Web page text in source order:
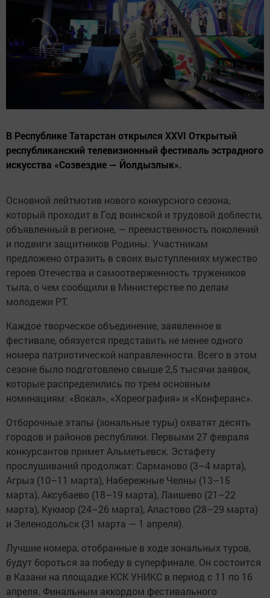
В Республике Татарстан открылся XXVI Открытый
республиканский телевизионный фестиваль эстрадного
искусства «Созвездие — Йолдызлык».
Основной лейтмотив нового конкурсного сезона,
который проходит в Год воинской и трудовой доблести,
объявленный в регионе, — преемственность поколений
и подвиги защитников Родины. Участникам
предложено отразить в своих выступлениях мужество
героев Отечества и самоотверженность тружеников
тыла, о чем сообщили в Министерстве по делам
молодежи РТ.
Каждое творческое объединение, заявленное в
фестивале, обязуется представить не менее одного
номера патриотической направленности. Всего в этом
сезоне было подготовлено свыше 2,5 тысячи заявок,
которые распределились по трем основным
номинациям: «Вокал», «Хореография» и «Конферанс».
Отборочные этапы (зональные туры) охватят десять
городов и районов республики. Первыми 27 февраля
конкурсантов примет Альметьевск. Эстафету
прослушиваний продолжат: Сарманово (3–4 марта),
Агрыз (10–11 марта), Набережные Челны (13–15
марта), Аксубаево (18–19 марта), Лаишево (21–22
марта), Кукмор (24–26 марта), Апастово (28–29 марта)
и Зеленодольск (31 марта — 1 апреля).
Лучшие номера, отобранные в ходе зональных туров,
будут бороться за победу в суперфинале. Он состоится
в Казани на площадке КСК УНИКС в период с 11 по 16
апреля. Финальным аккордом фестивального